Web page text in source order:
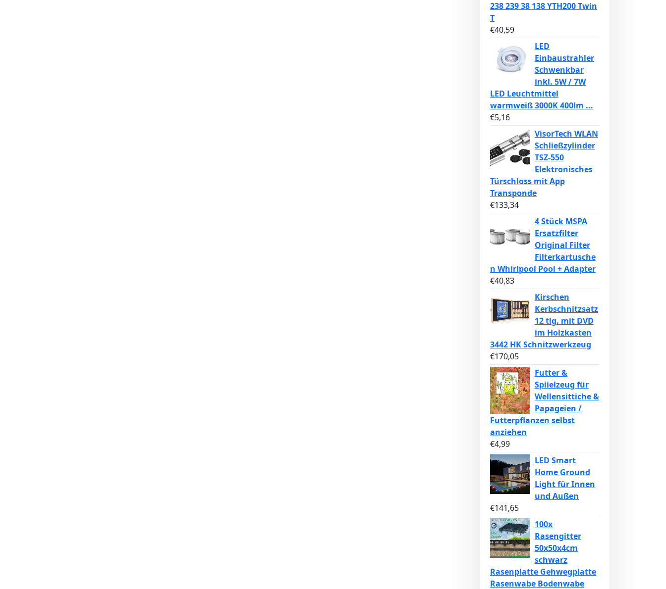
238 239 38 138 YTH200 Twin
T
€40,59
LED
Einbaustrahler
Schwenkbar
inkl. 5W / 7W
LED Leuchtmittel
warmweiß 3000K 400lm ...
€5,16
VisorTech WLAN
Schließzylinder
TSZ-550
Elektronisches
Türschloss mit App
Transponde
€133,34
4 Stück MSPA
Ersatzfilter
Original Filter
Filterkartusche
n Whirlpool Pool + Adapter
€40,83
Kirschen
Kerbschnitzsatz
12 tlg. mit DVD
im Holzkasten
3442 HK Schnitzwerkzeug
€170,05
Futter &
Spiielzeug für
Wellensittiche &
Papageien /
Futterpflanzen selbst
anziehen
€4,99
LED Smart
Home Ground
Light für Innen
und Außen
€141,65
100x
Rasengitter
50x50x4cm
schwarz
Rasenplatte Gehwegplatte
Rasenwabe Bodenwabe